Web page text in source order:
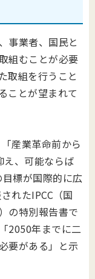
事業者、国民と
組むことが必要
取組を行うこと
ことが望まれて
産業革命前から
、可能ならば
標が国際的に広
れたIPCC（国
の特別報告書で
2050年までに二
要がある」と示